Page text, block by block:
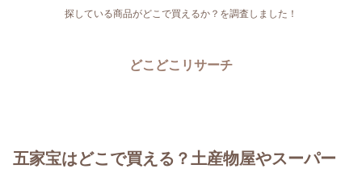
探している商品がどこで買えるか？を調査しました！
どこどこリサーチ
五家宝はどこで買える？土産物屋やスーパー